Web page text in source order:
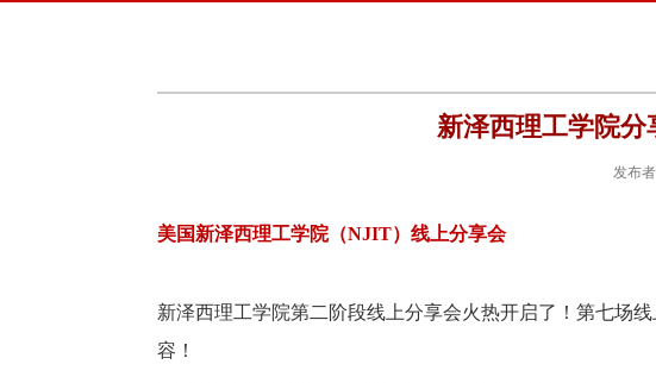
新泽西理工学院分
发布
美国新泽西理工学院（NJIT）线上分享会
新泽西理工学院第二阶段线上分享会火热开启了！第七场
容！